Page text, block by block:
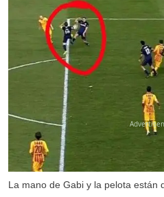
La mano de Gabi y la pelota están